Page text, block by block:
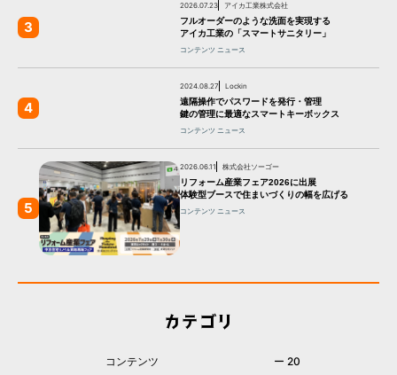
3
2026.07.23 アイカ工業株式会社
フルオーダーのような洗面を実現する
アイカ工業の「スマートサニタリー」
コンテンツ ニュース
4
2024.08.27 Lockin
遠隔操作でパスワードを発行・管理
鍵の管理に最適なスマートキーボックス
コンテンツ ニュース
5
2026.06.11 株式会社ソーゴー
リフォーム産業フェア2026に出展
体験型ブースで住まいづくりの幅を広げる
コンテンツ ニュース
カテゴリ
コンテンツ ー 20